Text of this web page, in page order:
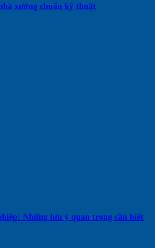
xưởng chuẩn kỹ thuật
Những lưu ý quan trọng cần biết